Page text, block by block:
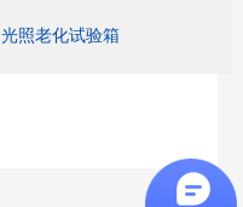
光照老化试验箱